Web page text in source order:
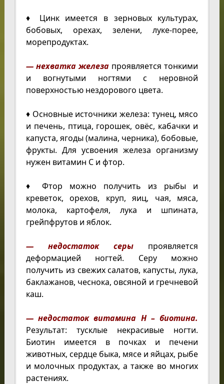
♦ Цинк имеется в зерновых культурах,
бобовых, орехах, зелени, луке-порее,
морепродуктах.
— нехватка железа проявляется тонкими
и вогнутыми ногтями с неровной
поверхностью нездорового цвета.
♦ Основные источники железа: тунец, мясо
и печень, птица, горошек, овёс, кабачки и
капуста, ягоды (малина, черника), бобовые,
фрукты. Для усвоения железа организму
нужен витамин С и фтор.
♦ Фтор можно получить из рыбы и
креветок, орехов, круп, яиц, чая, мяса,
молока, картофеля, лука и шпината,
грейпфрутов и яблок.
— недостаток серы проявляется
деформацией ногтей. Серу можно
получить из свежих салатов, капусты, лука,
баклажанов, чеснока, овсяной и гречневой
каш.
— недостаток витамина Н – биотина.
Результат: тусклые некрасивые ногти.
Биотин имеется в почках и печени
животных, сердце быка, мясе и яйцах, рыбе
и молочных продуктах, а также во многих
растениях.